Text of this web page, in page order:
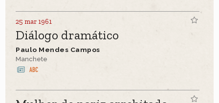
25 mar 1961
Diálogo dramático
Paulo Mendes Campos
Manchete